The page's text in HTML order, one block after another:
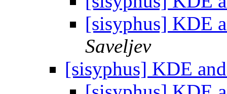
[sisyphus] KDE
Saveljev
[sisyphus] KDE